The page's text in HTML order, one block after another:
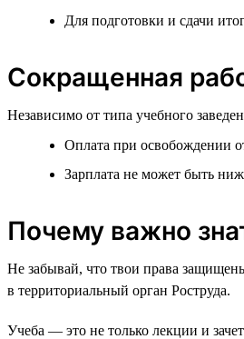
Для подготовки и сдачи
Сокращенная
Независимо от типа учебного
Оплата при освобождении
Зарплата не может быть
Почему важно
Не забывай, что твои права
в территориальный орган Роструда.
Учеба — это не только лекции и